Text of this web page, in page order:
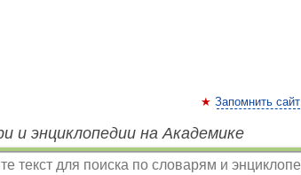
Запомнить сайт
и энциклопедии на Академике